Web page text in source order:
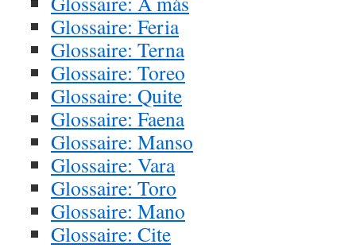
Glossaire: Feria
Glossaire: Terna
Glossaire: Toreo
Glossaire: Quite
Glossaire: Faena
Glossaire: Manso
Glossaire: Vara
Glossaire: Toro
Glossaire: Mano
Glossaire: Cite